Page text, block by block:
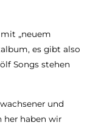
„neuem
es gibt also
Songs stehen
und
her haben wir